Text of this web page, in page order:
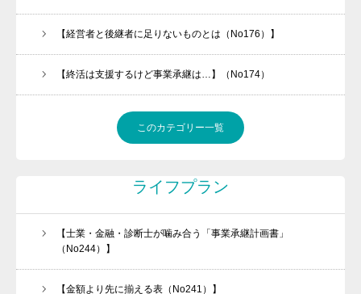
【経営者と後継者に足りないものとは（No176）】
【終活は支援するけど事業承継は…】（No174）
このカテゴリー一覧
ライフプラン
【士業・金融・診断士が噛み合う「事業承継計画書」
（No244）】
【金額より先に揃える表（No241）】
働きたくなる職場づくりをお手伝いします
メルマガの登録はこちら